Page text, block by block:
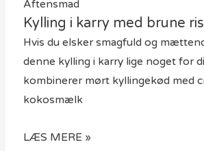
Aftensmad
Kylling i karry med brune
Hvis du elsker smagfuld og
denne kylling i karry lige noget for
kombinerer mørt kyllingekød med
kokosmælk
LÆS MERE »